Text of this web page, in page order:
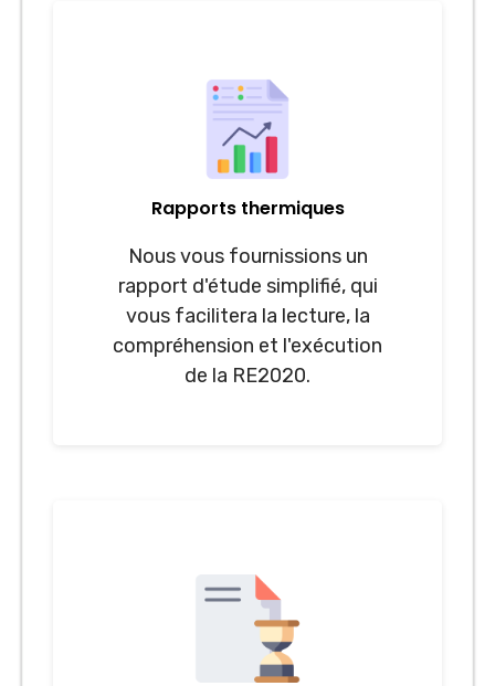
Rapports thermiques
Nous vous fournissions un
rapport d'étude simplifié, qui
vous facilitera la lecture, la
compréhension et l'exécution
de la RE2020.